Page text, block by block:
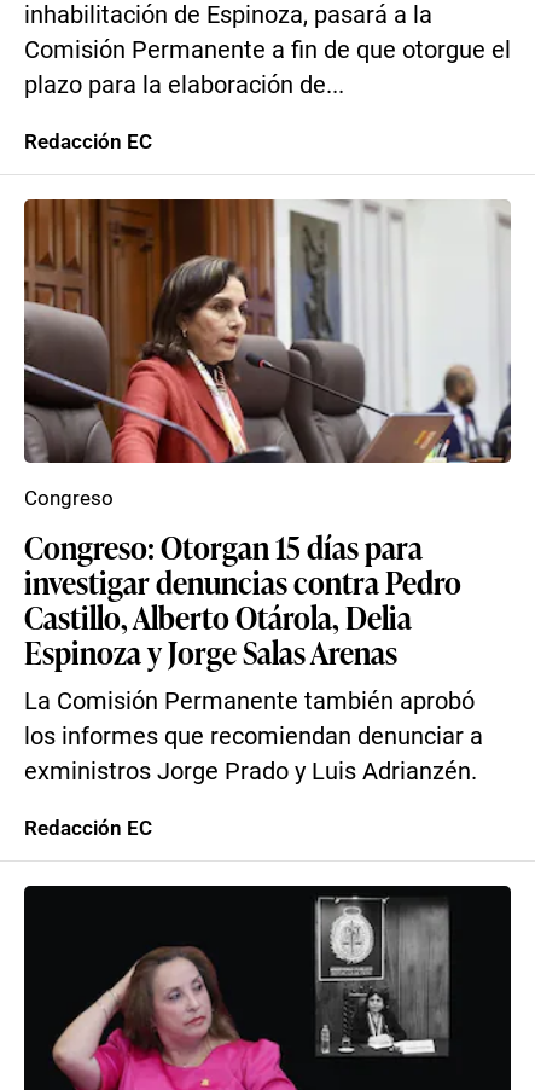
inhabilitación de Espinoza, pasará a la
Comisión Permanente a fin de que otorgue el
plazo para la elaboración de...
Redacción EC
Congreso: Otorgan 15 días para
investigar denuncias contra Pedro
Castillo, Alberto Otárola, Delia
Espinoza y Jorge Salas Arenas
La Comisión Permanente también aprobó
los informes que recomiendan denunciar a
exministros Jorge Prado y Luis Adrianzén.
Congreso
Redacción EC